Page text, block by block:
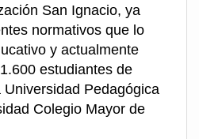
San Ignacio, ya
normativos que lo
y actualmente
estudiantes de
Pedagógica
Colegio Mayor de